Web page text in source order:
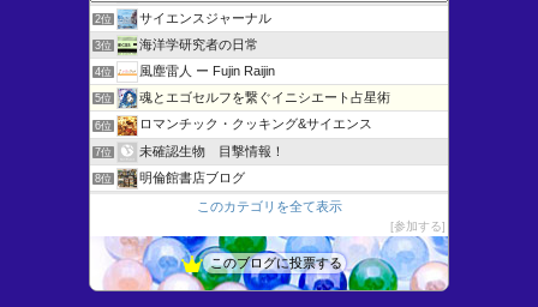
2位 サイエンスジャーナル
3位 海洋学研究者の日常
4位 風塵雷人 ー Fujin Raijin
5位 魂とエゴセルフを繋ぐイニシエート占星術
6位 ロマンチック・クッキング&サイエンス
7位 未確認生物 目撃情報！
8位 明倫館書店ブログ
11位 博物館へ行こう！
はじめよう固体の科学
このカテゴリを全て表示
参加する
このブログに投票する